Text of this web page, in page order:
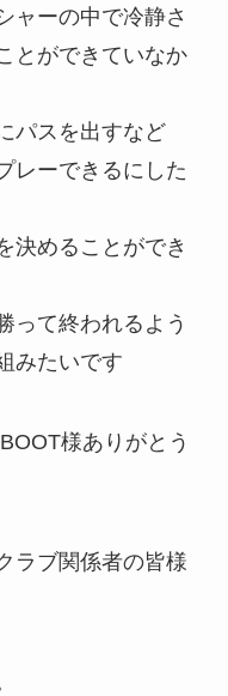
ャーの中で冷静さ
とができていなか
パスを出すなど
レーできるにした
決めることができ
って終われるよう
みたいです
様ありがとう
ラブ関係者の皆様